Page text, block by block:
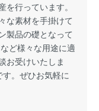
行っています。
な素材を手掛けて
製品の礎となって
ど様々な用途に適
お受けいたしま
。ぜひお気軽に